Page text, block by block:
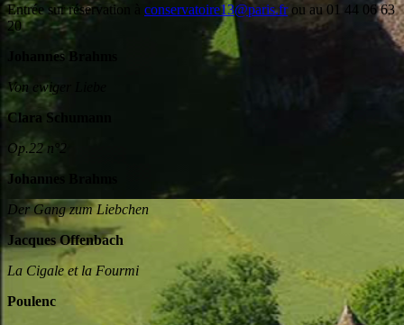
Entrée sur réservation à conservatoire13@paris.frou au 01 44 06 63
20
Johannes Brahms
Von ewiger Liebe
Clara Schumann
Op.22 n°2
Johannes Brahms
Der Gang zum Liebchen
Jacques Offenbach
La Cigale et la Fourmi
Poulenc